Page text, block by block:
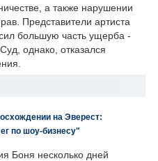
а также нарушении
Представители артиста
большую часть ущерба -
однако, отказался
на Эверест:
по шоу-бизнесу"
Боня несколько дней